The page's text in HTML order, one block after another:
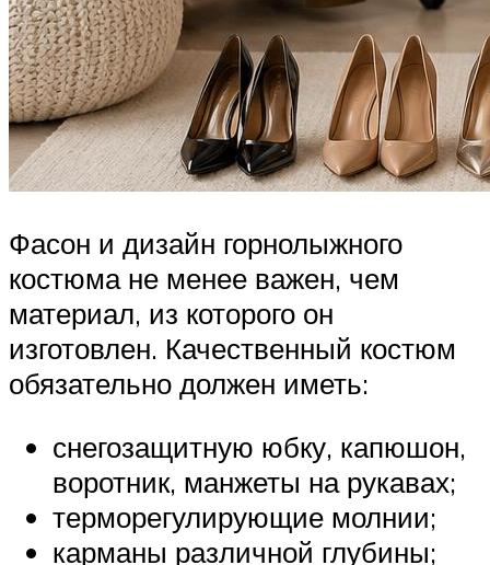
Фасон и дизайн горнолыжного
костюма не менее важен, чем
материал, из которого он
изготовлен. Качественный костюм
обязательно должен иметь:
снегозащитную юбку, капюшон,
воротник, манжеты на рукавах;
терморегулирующие молнии;
карманы различной глубины;